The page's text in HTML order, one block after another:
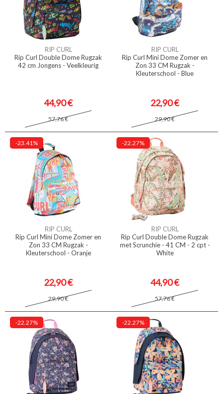
RIP CURL
Rip Curl Double Dome Rugzak
42 cm Jongens - Veelkleurig
44,90 €
57,76 €
RIP CURL
Rip Curl Mini Dome Zomer en
Zon 33 CM Rugzak -
Kleuterschool - Blue
22,90 €
29,90 €
-23.41%
RIP CURL
Rip Curl Mini Dome Zomer en
Zon 33 CM Rugzak -
Kleuterschool - Oranje
22,90 €
29,90 €
-22.27%
RIP CURL
Rip Curl Double Dome Rugzak
met Scrunchie - 41 CM - 2 cpt -
White
44,90 €
57,76 €
-22.27% -22.27%